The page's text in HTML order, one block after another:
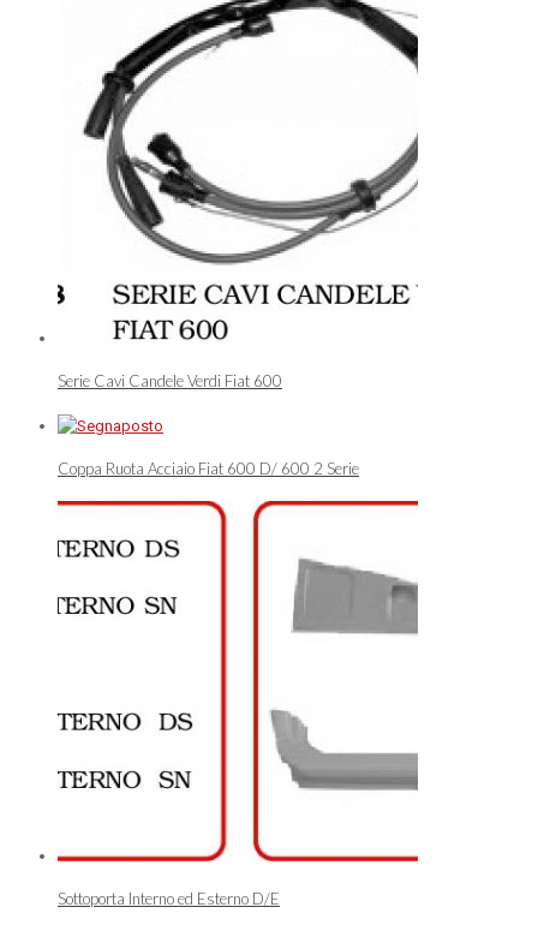
Serie Cavi Candele Verdi Fiat 600
Coppa Ruota Acciaio Fiat 600 D/ 600 2 Serie
Sottoporta Interno ed Esterno D/E